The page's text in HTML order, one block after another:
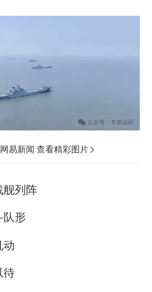
易新闻 查看精彩图片
舰列阵
队形
动
待